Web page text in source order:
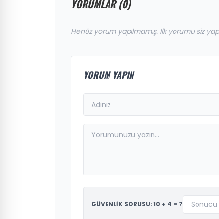
YORUMLAR (0)
Henüz yorum yapılmamış. İlk yorumu siz
YORUM YAPIN
GÜVENLİK SORUSU: 10 + 4 = ?